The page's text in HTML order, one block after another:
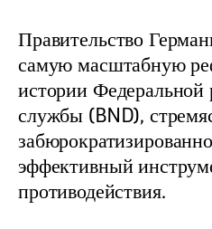
Правительство
самую масштабную
истории Федеральной
службы (BND),
эффективный
противодействия.